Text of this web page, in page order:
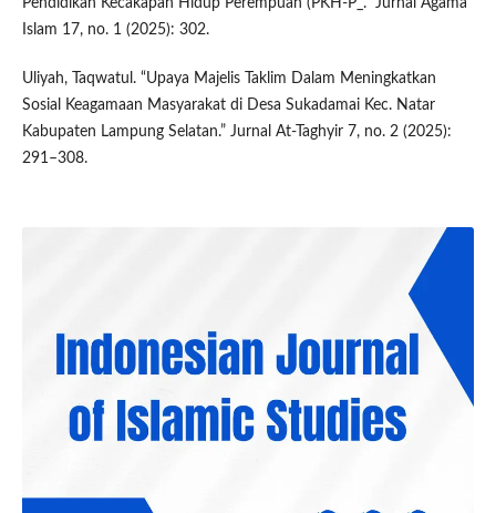
Pendidikan Kecakapan Hidup Perempuan (PKH-P_.” Jurnal Agama
Islam 17, no. 1 (2025): 302.
Uliyah, Taqwatul. “Upaya Majelis Taklim Dalam Meningkatkan
Sosial Keagamaan Masyarakat di Desa Sukadamai Kec. Natar
Kabupaten Lampung Selatan.” Jurnal At-Taghyir 7, no. 2 (2025):
291–308.